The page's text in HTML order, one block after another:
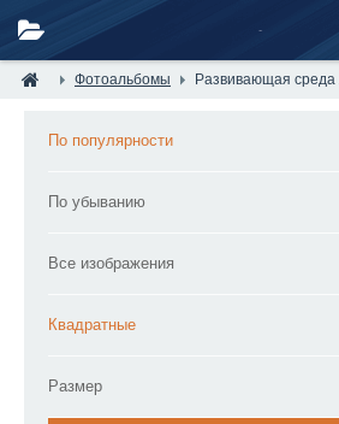
Фотоальбомы Развивающая среда
По популярности
По убыванию
Все изображения
Квадратные
Размер